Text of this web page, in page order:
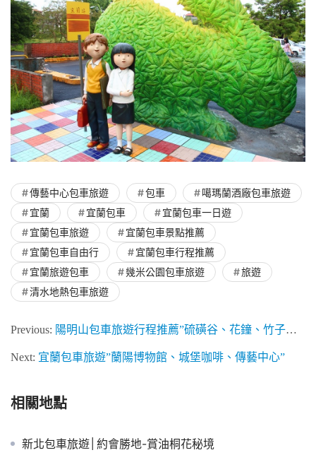
傳藝中心包車旅遊 包車
噶瑪蘭酒廠包車旅遊
宜蘭
宜蘭包車
宜蘭包車一日遊
宜蘭包車旅遊
宜蘭包車景點推薦
宜蘭包車自由行
宜蘭包車行程推薦
宜蘭旅遊包車
幾米公園包車旅遊
旅遊
清水地熱包車旅遊
Previous: 陽明山包車旅遊行程推薦”硫磺谷、花鐘、竹子湖、小油坑”
Next: 宜蘭包車旅遊”蘭陽博物館、城堡咖啡、傳藝中心”
相關地點
新北包車旅遊│約會勝地-賞油桐花秘境